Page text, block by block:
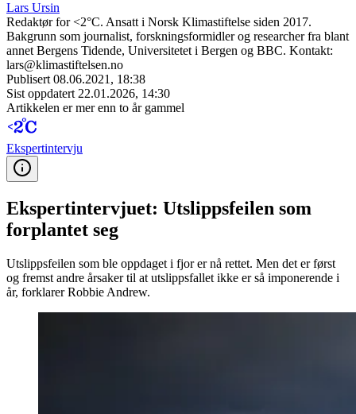
Lars Ursin
Redaktør for <2°C. Ansatt i Norsk Klimastiftelse siden 2017.
Bakgrunn som journalist, forskningsformidler og researcher fra blant
annet Bergens Tidende, Universitetet i Bergen og BBC. Kontakt:
lars@klimastiftelsen.no
Publisert 08.06.2021, 18:38
Sist oppdatert 22.01.2026, 14:30
Artikkelen er mer enn to år gammel
Ekspert­intervju
Ekspertintervjuet: Utslippsfeilen som
forplantet seg
Utslippsfeilen som ble oppdaget i fjor er nå rettet. Men det er først
og fremst andre årsaker til at utslippsfallet ikke er så imponerende i
år, forklarer Robbie Andrew.